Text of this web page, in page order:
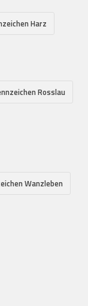
Harz
Rosslau
Wanzleben